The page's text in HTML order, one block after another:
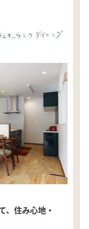
、住み心地・